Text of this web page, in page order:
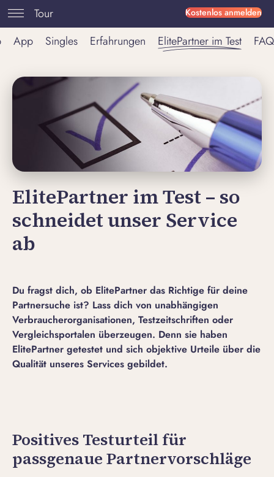
Kostenlos anmelden
Tour
App Singles Erfahrungen ElitePartner im Test FAQ
ElitePartner im Test – so
schneidet unser Service
ab
Du fragst dich, ob ElitePartner das Richtige für deine
Partnersuche ist? Lass dich von unabhängigen
Verbraucherorganisationen, Testzeitschriften oder
Vergleichsportalen überzeugen. Denn sie haben
ElitePartner getestet und sich objektive Urteile über die
Qualität unseres Services gebildet.
Positives Testurteil für
passgenaue Partnervorschläge